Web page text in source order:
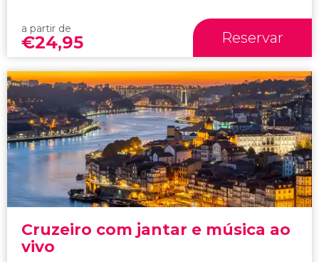
a partir de
€24,95 Reservar
Cruzeiro com jantar e música ao
vivo